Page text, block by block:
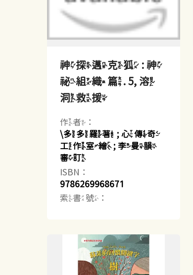
神探邁克狐 : 神
祕組織篇. 5, 溶
洞救援
作者：
\多多羅著 ; 心傳奇
工作室繪 ; 李曼韻
審訂
ISBN：
9786269968671
索書號：